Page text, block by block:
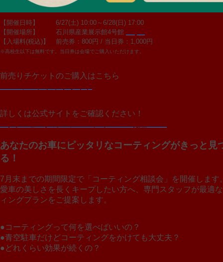
【開催日時】
6/27(土) 10:00～6/28(日) 17:00
【開催場所】
石川県産業展示館4号館
【入場料(税込)】
前売券：800円 / 当日券：1,000円
※高校生以下は無料です。当日券は会場でご購入いただけます。
前売りチケットのご購入はこちら
詳しくは公式サイトをご確認ください！
あなたのお車にピッタリなコーティングがきっと見
る！
7月末までの期間限定で「コーティング相談会」を開催します
愛車の美しさを長くキープしたい方へ、専門スタッフが最適
ィングプランをご提案します。
●コーティングって何を選べばいいの？
●青空駐車だけどコーティングをかけても大丈夫？
●どれくらい効果が続くの？